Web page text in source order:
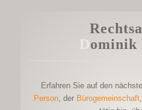
ominik
Erfahren Sie auf den
Person, der Bürogemeinschaft